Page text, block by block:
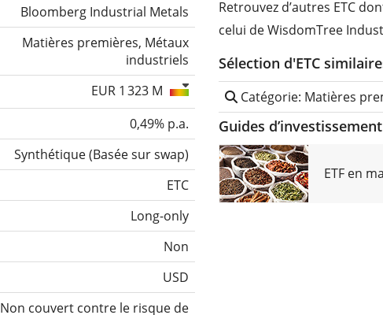
Bloomberg Industrial Metals
Matières premières, Métaux
industriels
EUR 1 323 M
0,49% p.a.
Synthétique(Basée sur swap)
ETC
Long-only
Non
USD
Non couvert contre le risque de
Retrouvez d’autres ETC
celui de WisdomTree
Sélection d'ETC
Catégorie: Matières
Guides
ETF en